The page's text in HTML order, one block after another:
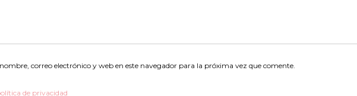
de privacidad
correo electrónico y web en este navegador para la próxima vez que comente.